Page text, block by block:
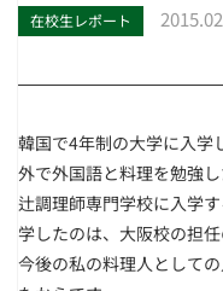
在校生レポート
韓国で4年制の大学に入学
外で外国語と料理を勉強し
辻調理師専門学校に入学
学したのは、大阪校の担任
今後の私の料理人として